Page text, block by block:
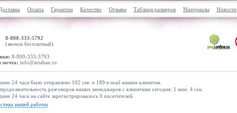
Оплата Гарантии Качество Отзывы Таблица размеров Материалы Новости
8-800-333-5792
(звонок бесплатный)
8-800-333-5793
почта: info@artaban.ru
24 часа было отправлено 102 смс и 189 e-mail нашим клиентам.
разговоров наших менеджеров с клиентами сегодня: 1 мин. 4 сек.
24 часа на сайте зарегистрировалось 0 посетителей.
нашей работы